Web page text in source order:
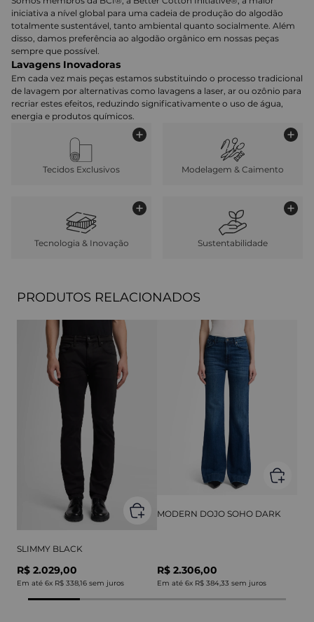
iniciativa a nível global para uma cadeia de produção do algodão
totalmente sustentável, tanto ambiental quanto socialmente. Além
disso, damos preferência ao algodão orgânico em nossas peças
sempre que possível.
Lavagens Inovadoras
Em cada vez mais peças estamos substituindo o processo tradicional
de lavagem por alternativas como lavagens a laser, ar ou ozônio para
recriar estes efeitos, reduzindo significativamente o uso de água,
energia e produtos químicos.
Tecidos Exclusivos Modelagem & Caimento
Tecnologia & Inovação Sustentabilidade
PRODUTOS RELACIONADOS
SLIMMY BLACK
R$ 2.029,00
Em até 6x R$ 338,16 sem juros
MODERN DOJO SOHO DARK
R$ 2.306,00
Em até 6x R$ 384,33 sem juros